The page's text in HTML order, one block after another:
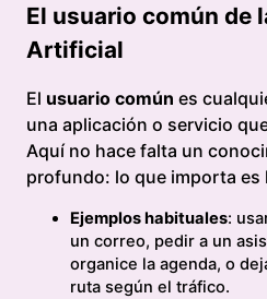
El usuario común de
Artificial
El usuario común es
una aplicación o servicio
Aquí no hace falta un
profundo: lo que importa es
Ejemplos habituales:
un correo, pedir a un
organice la agenda, o
ruta según el tráfico.